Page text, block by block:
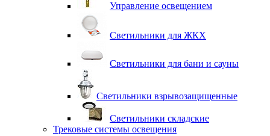
Управление освещением
Светильники для ЖКХ
Светильники для бани и сауны
Светильники взрывозащищенные
Светильники складские
Трековые системы освещения